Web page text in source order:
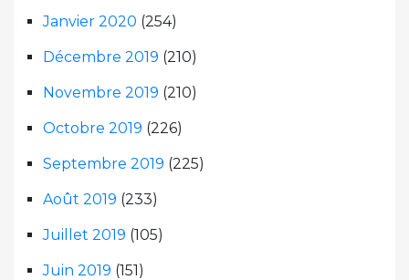
Janvier 2020 (254)
Décembre 2019 (210)
Novembre 2019 (210)
Octobre 2019 (226)
Septembre 2019 (225)
Août 2019 (233)
Juillet 2019 (105)
Juin 2019 (151)